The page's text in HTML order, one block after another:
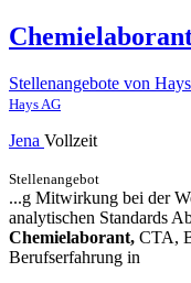
Stellenangebote von
Hays AG
Jena Vollzeit
Stellenangebot
...g Mitwirkung bei der
analytischen Standards
Chemielaborant, CTA,
Berufserfahrung in